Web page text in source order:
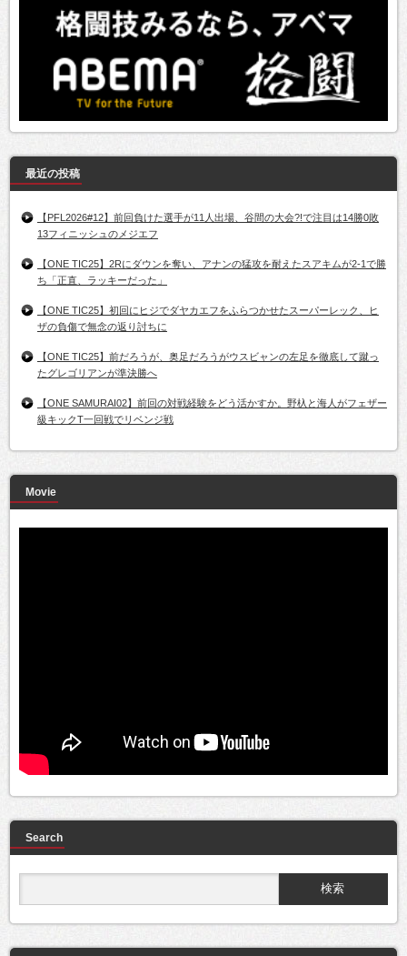
最近の投稿
【PFL2026#12】前回負けた選手が11人出場、谷間の大会?!で注目は14勝0敗
13フィニッシュのメジエフ
【ONE TIC25】2Rにダウンを奪い、アナンの猛攻を耐えたスアキムが2-1で勝
ち「正直、ラッキーだった」
【ONE TIC25】初回にヒジでダヤカエフをふらつかせたスーパーレック、ヒ
ザの負傷で無念の返り討ちに
【ONE TIC25】前だろうが、奥足だろうがウスビャンの左足を徹底して蹴っ
たグレゴリアンが準決勝へ
【ONE SAMURAI02】前回の対戦経験をどう活かすか。野杁と海人がフェザー
級キックT一回戦でリベンジ戦
Movie
Search